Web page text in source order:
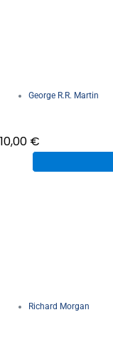
George R.R. Martin
10,00 €
Richard Morgan